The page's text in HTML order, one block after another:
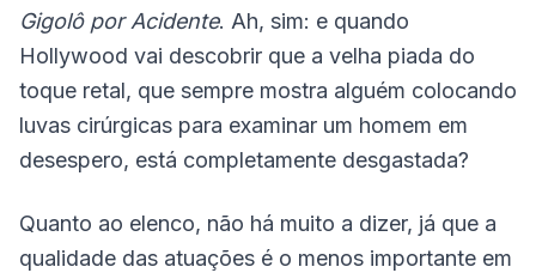
Gigolô por Acidente. Ah, sim: e quando
Hollywood vai descobrir que a velha piada do
toque retal, que sempre mostra alguém colocando
luvas cirúrgicas para examinar um homem em
desespero, está completamente desgastada?
Quanto ao elenco, não há muito a dizer, já que a
qualidade das atuações é o menos importante em